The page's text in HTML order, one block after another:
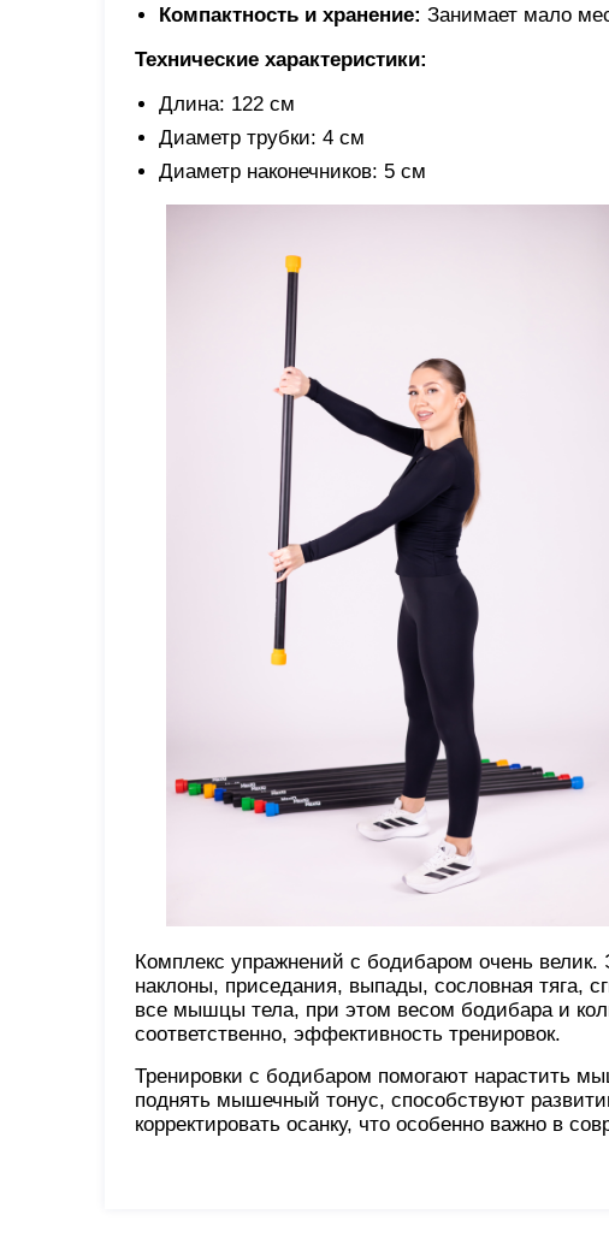
Компактность и хранение: Занимает мало
Технические характеристики:
Длина: 122 см
Диаметр трубки: 4 см
Диаметр наконечников: 5 см
Комплекс упражнений с бодибаром очень велик.
наклоны, приседания, выпады, сословная тяга,
все мышцы тела, при этом весом бодибара и
соответственно, эффективность тренировок.
Тренировки с бодибаром помогают нарастить
поднять мышечный тонус, способствуют
корректировать осанку, что особенно важно в